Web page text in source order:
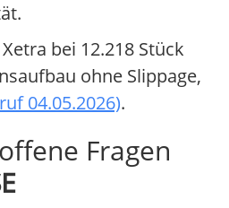
bei 12.218 Stück
ohne Slippage,
04.05.2026).
Fragen